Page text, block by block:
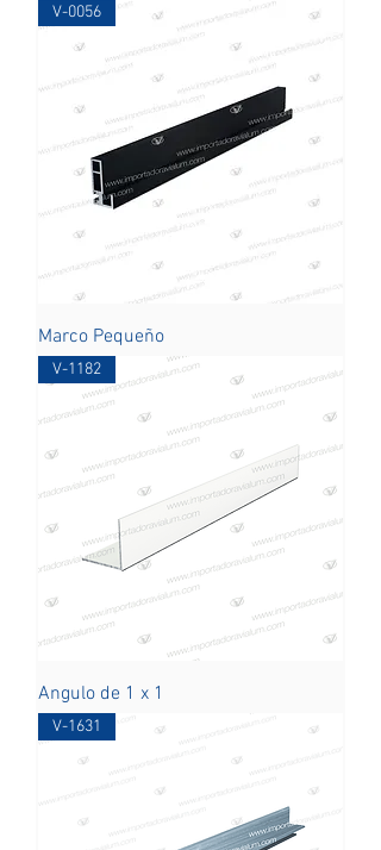
V-0056
Marco Pequeño
V-1182
Angulo de 1 x 1
V-1631